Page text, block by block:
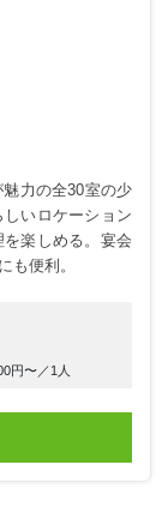
力の全30室の少
いロケーション
楽しめる。宴会
も便利。
円〜／1人